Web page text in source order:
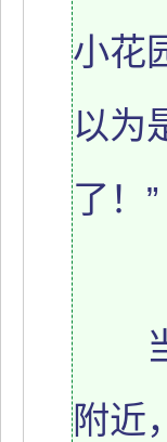
小花
以为
了！”
当
附近